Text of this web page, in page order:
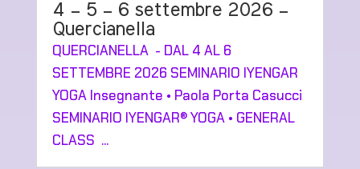
4 – 5 – 6 settembre 2026 –
Quercianella
QUERCIANELLA - DAL 4 AL 6
SETTEMBRE 2026 SEMINARIO IYENGAR
YOGA Insegnante • Paola Porta Casucci
SEMINARIO IYENGAR® YOGA • GENERAL
CLASS ...